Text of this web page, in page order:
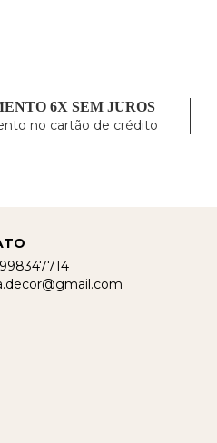
6X SEM JUROS
no cartão de crédito